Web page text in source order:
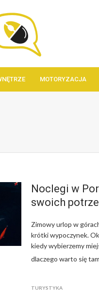
MOTORYZACJA
Noclegi w
swoich
Zimowy urlop w
krótki wypoczynek.
kiedy wybierzemy
dlaczego warto się
TURYSTYKA